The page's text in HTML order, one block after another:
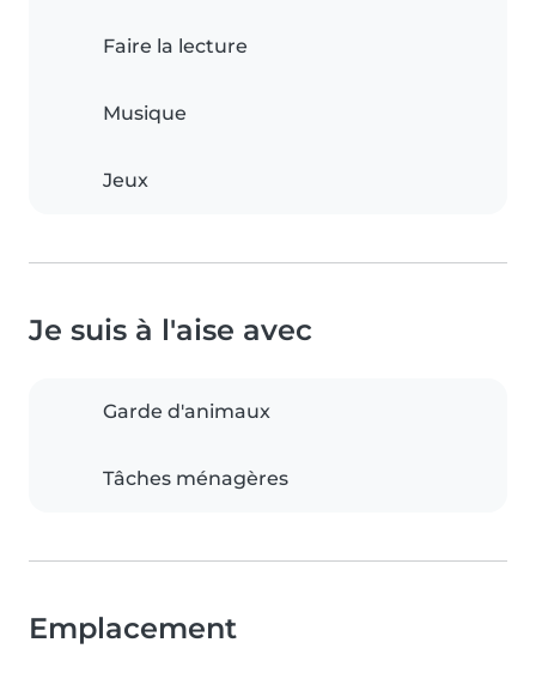
Faire la lecture
Musique
Jeux
Je suis à l'aise avec
Garde d'animaux
Tâches ménagères
Emplacement